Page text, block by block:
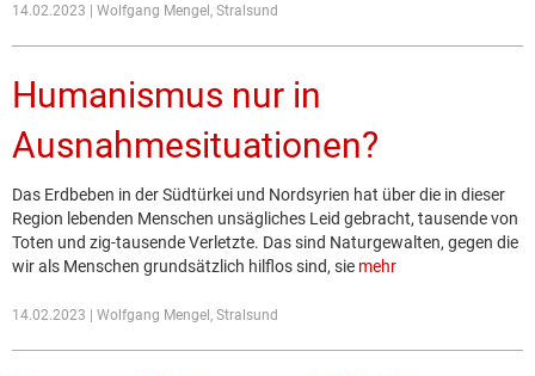
14.02.2023 | Wolfgang Mengel, Stralsund
Humanismus nur in
Ausnahmesituationen?
Das Erdbeben in der Südtürkei und Nordsyrien hat über die in dieser
Region lebenden Menschen unsägliches Leid gebracht, tausende von
Toten und zig-tausende Verletzte. Das sind Naturgewalten, gegen die
wir als Menschen grundsätzlich hilflos sind, sie mehr
14.02.2023 | Wolfgang Mengel, Stralsund